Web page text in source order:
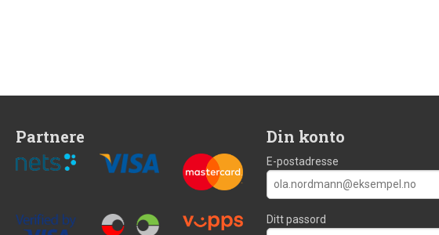
Partnere Din konto
E-postadresse
Ditt passord